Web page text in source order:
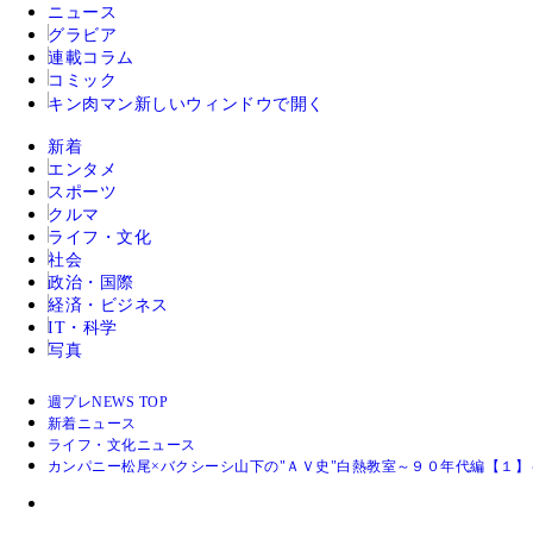
ニュース
グラビア
連載コラム
コミック
キン肉マン 新しいウィンドウで開く
新着
エンタメ
スポーツ
クルマ
ライフ・文化
社会
政治・国際
経済・ビジネス
IT・科学
写真
週プレNEWS TOP
新着ニュース
ライフ・文化ニュース
カンパニー松尾×バクシーシ山下の"ＡＶ史"白熱教室～９０年代編【１】